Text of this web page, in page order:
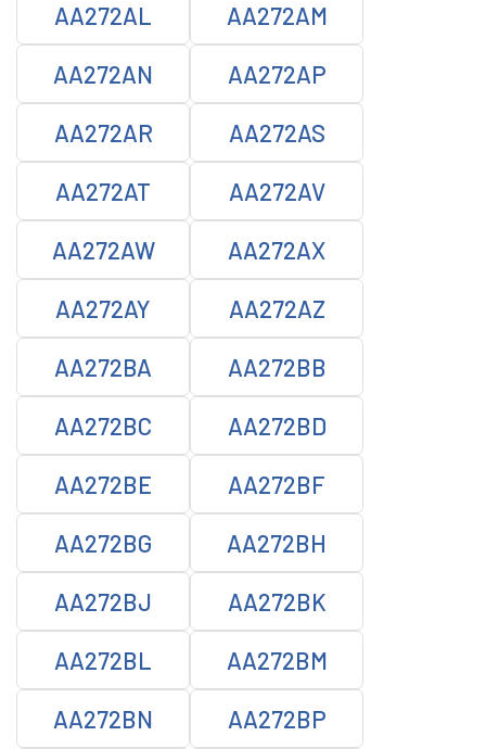
AA272AL AA272AM
AA272AN AA272AP
AA272AR AA272AS
AA272AT AA272AV
AA272AW AA272AX
AA272AY AA272AZ
AA272BA AA272BB
AA272BC AA272BD
AA272BE AA272BF
AA272BG AA272BH
AA272BJ AA272BK
AA272BL AA272BM
AA272BN AA272BP